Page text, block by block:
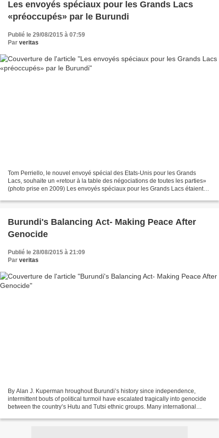
Les envoyés spéciaux pour les Grands Lacs
«préoccupés» par le Burundi
Publié le 29/08/2015 à 07:59
Par veritas
Tom Perriello, le nouvel envoyé spécial des Etats-Unis pour les Grands
Lacs, souhaite un «retour à la table des négociations de toutes les parties»
(photo prise en 2009) Les envoyés spéciaux pour les Grands Lacs étaient
Burundi's Balancing Act- Making Peace After
Genocide
Publié le 28/08/2015 à 21:09
Par veritas
By Alan J. Kuperman hroughout Burundi’s history since independence,
intermittent bouts of political turmoil have escalated tragically into genocide
between the country’s Hutu and Tutsi ethnic groups. Many international